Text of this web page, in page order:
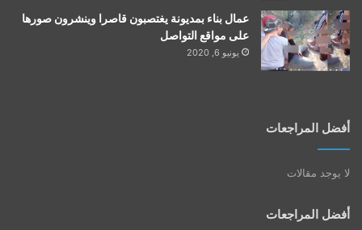
عمال بناء بمديونة يغتصبون قاصرا وينشرون صورها
على مواقع التواصل
يونيو 6, 2020
أفضل المراجعات
لا يوجد مقالات
أفضل المراجعات